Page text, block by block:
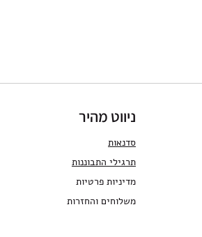
ניווט מהיר
סדנאות
תרגילי התבוננות
מדיניות פרטיות
משלוחים והחזרות